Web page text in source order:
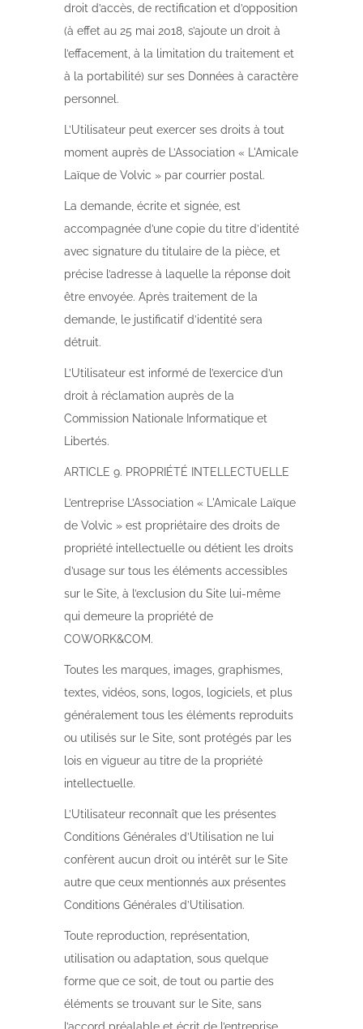
droit d’accès, de rectification et d’opposition
(à effet au 25 mai 2018, s’ajoute un droit à
l’effacement, à la limitation du traitement et
à la portabilité) sur ses Données à caractère
personnel.
L’Utilisateur peut exercer ses droits à tout
moment auprès de L’Association « L'Amicale
Laïque de Volvic » par courrier postal.
La demande, écrite et signée, est
accompagnée d’une copie du titre d’identité
avec signature du titulaire de la pièce, et
précise l’adresse à laquelle la réponse doit
être envoyée. Après traitement de la
demande, le justificatif d’identité sera
détruit.
L’Utilisateur est informé de l’exercice d’un
droit à réclamation auprès de la
Commission Nationale Informatique et
Libertés.
ARTICLE 9. PROPRIÉTÉ INTELLECTUELLE
L’entreprise L’Association « L'Amicale Laïque
de Volvic » est propriétaire des droits de
propriété intellectuelle ou détient les droits
d’usage sur tous les éléments accessibles
sur le Site, à l’exclusion du Site lui-même
qui demeure la propriété de
COWORK&COM.
Toutes les marques, images, graphismes,
textes, vidéos, sons, logos, logiciels, et plus
généralement tous les éléments reproduits
ou utilisés sur le Site, sont protégés par les
lois en vigueur au titre de la propriété
intellectuelle.
L’Utilisateur reconnaît que les présentes
Conditions Générales d’Utilisation ne lui
confèrent aucun droit ou intérêt sur le Site
autre que ceux mentionnés aux présentes
Conditions Générales d’Utilisation.
Toute reproduction, représentation,
utilisation ou adaptation, sous quelque
forme que ce soit, de tout ou partie des
éléments se trouvant sur le Site, sans
l’accord préalable et écrit de l’entreprise